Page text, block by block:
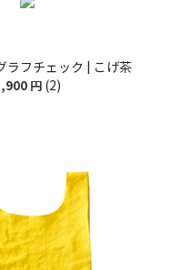
ラフチェック | こげ茶
円 (2)